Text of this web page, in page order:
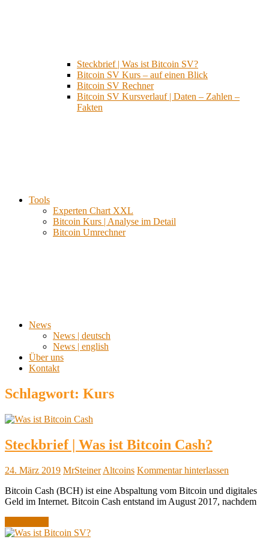
Steckbrief | Was ist Bitcoin SV?
Bitcoin SV Kurs – auf einen Blick
Bitcoin SV Rechner
Bitcoin SV Kursverlauf | Daten – Zahlen –
Fakten
Tools
Experten Chart XXL
Bitcoin Kurs | Analyse im Detail
Bitcoin Umrechner
News
News | deutsch
News | english
Über uns
Kontakt
Schlagwort: Kurs
Steckbrief | Was ist Bitcoin Cash?
24. März 2019 MrSteiner Altcoins Kommentar hinterlassen
Bitcoin Cash (BCH) ist eine Abspaltung vom Bitcoin und digitales
Geld im Internet. Bitcoin Cash entstand im August 2017, nachdem